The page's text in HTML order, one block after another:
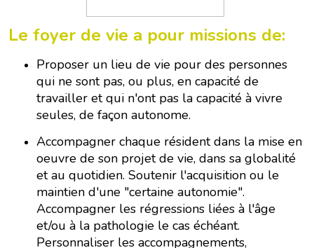
Le foyer de vie a pour missions de:
Proposer un lieu de vie pour des personnes
qui ne sont pas, ou plus, en capacité de
travailler et qui n'ont pas la capacité à vivre
seules, de façon autonome.
Accompagner chaque résident dans la mise en
oeuvre de son projet de vie, dans sa globalité
et au quotidien. Soutenir l'acquisition ou le
maintien d'une "certaine autonomie".
Accompagner les régressions liées à l'âge
et/ou à la pathologie le cas échéant.
Personnaliser les accompagnements,